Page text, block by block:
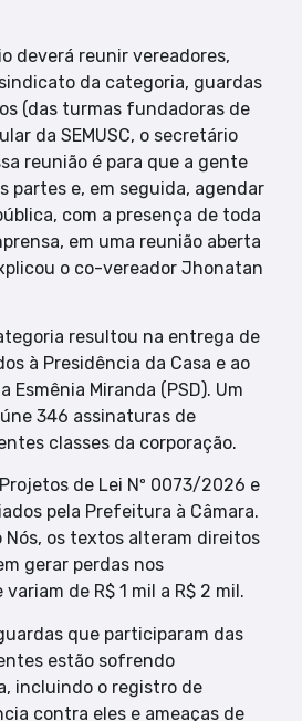
deverá reunir vereadores,
da categoria, guardas
(das turmas fundadoras de
da SEMUSC, o secretário
reunião é para que a gente
partes e, em seguida, agendar
com a presença de toda
em uma reunião aberta
o co-vereador Jhonatan
resultou na entrega de
à Presidência da Casa e ao
Miranda (PSD). Um
346 assinaturas de
classes da corporação.
de Lei Nº 0073/2026 e
pela Prefeitura à Câmara.
Nós, os textos alteram direitos
gerar perdas nos
de R$ 1 mil a R$ 2 mil.
que participaram das
estão sofrendo
incluindo o registro de
contra eles e ameaças de